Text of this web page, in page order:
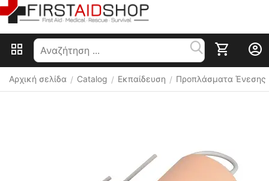
Αρχική σελίδα / Catalog / Εκπαίδευση / Προπλάσματα Ένεσης